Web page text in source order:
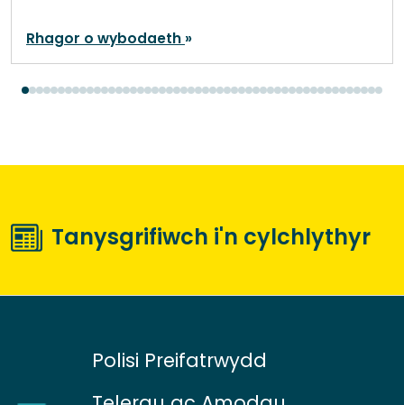
Rhagor o wybodaeth
Tanysgrifiwch i'n cylchlythyr
Polisi Preifatrwydd